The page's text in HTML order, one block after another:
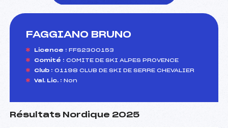
FAGGIANO BRUNO
Licence : FFS2300153
Comité : COMITE DE SKI ALPES PROVENCE
Club : 01198 CLUB DE SKI DE SERRE CHEVALIER
Val. Lic. : Non
Résultats Nordique 2025